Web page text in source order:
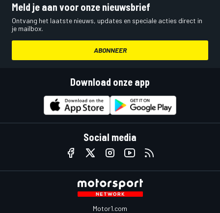
Meld je aan voor onze nieuwsbrief
Ontvang het laatste nieuws, updates en speciale acties direct in
je mailbox.
ABONNEER
Download onze app
Social media
Motor1.com